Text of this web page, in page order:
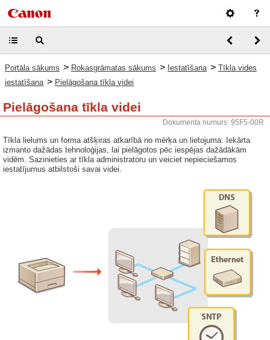
Portāla sākums > Rokasgrāmatas sākums > Iestatīšana > Tīkla vides
iestatīšana > Pielāgošana tīkla videi
Pielāgošana tīkla videi
Dokumenta numurs: 95F5-00R
Tīkla lielums un forma atšķiras atkarībā no mērķa un lietojuma. Iekārta
izmanto dažādas tehnoloģijas, lai pielāgotos pēc iespējas dažādākām
vidēm. Sazinieties ar tīkla administratoru un veiciet nepieciešamos
iestatījumus atbilstoši savai videi.